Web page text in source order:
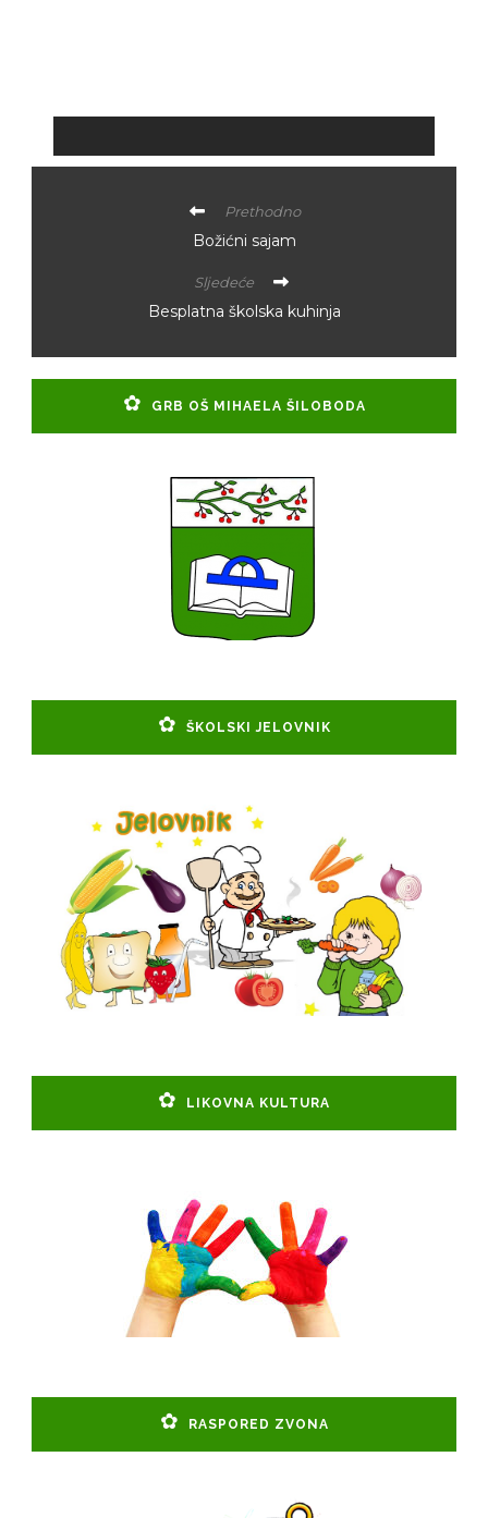
Prethodno
Božićni sajam
Sljedeće
Besplatna školska kuhinja
GRB OŠ MIHAELA ŠILOBODA
ŠKOLSKI JELOVNIK
LIKOVNA KULTURA
RASPORED ZVONA